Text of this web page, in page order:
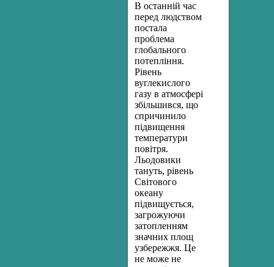
В останній час
перед людством
постала
проблема
глобального
потепління.
Рівень
вуглекислого
газу в атмосфері
збільшився, що
спричинило
підвищення
температури
повітря.
Льодовики
тануть, рівень
Світового
океану
підвищується,
загрожуючи
затопленням
значних площ
узбережжя. Це
не може не